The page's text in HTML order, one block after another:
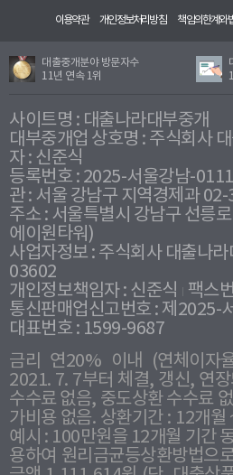
이용약관 개인정보처리방침 책임의한계와
대출중개분야 방문자수
11년 연속 1위
사이트명 : 대출나라대부중개
대부중개업 상호명 : 주식회사
자 : 신준식
등록번호 : 2025-서울강남-
관 : 서울 강남구 지역경제과
주소 : 서울특별시 강남구 선릉
에이원타워)
사업자정보 : 주식회사 대출나
03602
개인정보책임자 : 신준식
팩스
통신판매업신고번호 : 제2025-
대표번호 : 1599-9687
금리 연20% 이내 (연체이자
2021. 7. 7부터 체결, 갱신, 연
수수료 없음, 중도상환 수수료
가비용 없음. 상환기간 : 12개
예시 : 100만원을 12개월 기간
용하여 원리금균등상환방법으